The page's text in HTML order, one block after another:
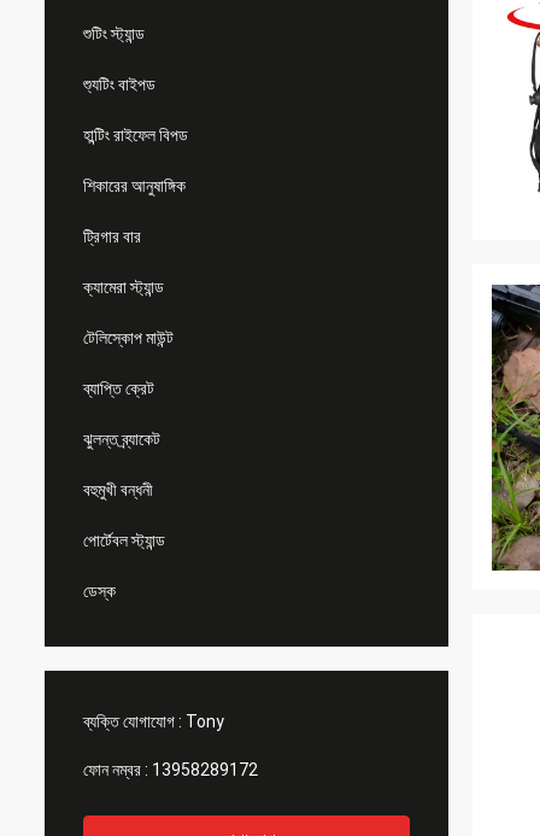
শুটিং স্ট্যান্ড
শ্যুটিং বাইপড
হান্টিং রাইফেল বিপড
শিকারের আনুষাঙ্গিক
ট্রিগার বার
ক্যামেরা স্ট্যান্ড
টেলিস্কোপ মাউন্ট
ব্যাপ্তি ক্রেট
ঝুলন্ত ব্র্যাকেট
বহুমুখী বন্ধনী
পোর্টেবল স্ট্যান্ড
ডেস্ক
ব্যক্তি যোগাযোগ : Tony
ফোন নম্বর : 13958289172